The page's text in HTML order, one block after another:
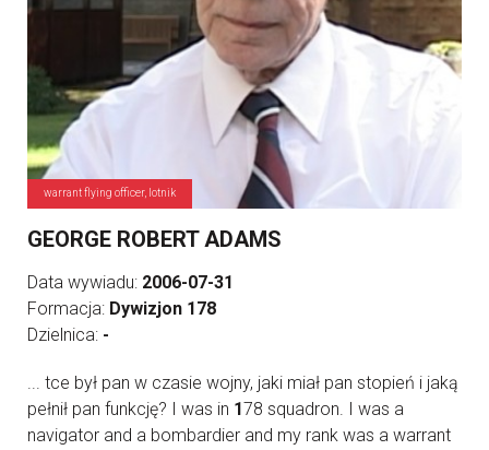
warrant flying officer, lotnik
GEORGE ROBERT ADAMS
Data wywiadu: 2006-07-31
Formacja: Dywizjon 178
Dzielnica: -
... tce był pan w czasie wojny, jaki miał pan stopień i jaką
pełnił pan funkcję? I was in 178 squadron. I was a
navigator and a bombardier and my rank was a warrant